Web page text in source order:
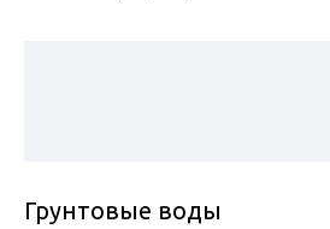
Грунтовые воды